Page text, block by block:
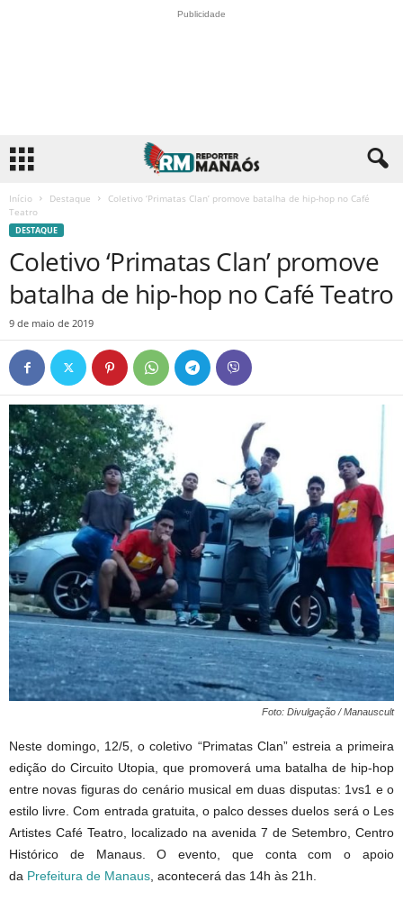
Publicidade
Início Destaque
Coletivo ‘Primatas Clan’ promove batalha de hip-hop no Café
Teatro
DESTAQUE
Coletivo ‘Primatas Clan’ promove
batalha de hip-hop no Café Teatro
9 de maio de 2019
Foto: Divulgação / Manauscult
Neste domingo, 12/5, o coletivo “Primatas Clan” estreia a primeira
edição do Circuito Utopia, que promoverá uma batalha de hip-hop
entre novas figuras do cenário musical em duas disputas: 1vs1 e o
estilo livre. Com entrada gratuita, o palco desses duelos será o Les
Artistes Café Teatro, localizado na avenida 7 de Setembro, Centro
Histórico de Manaus. O evento, que conta com o apoio
da Prefeitura de Manaus , acontecerá das 14h às 21h.